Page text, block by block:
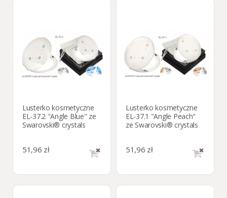
Lusterko kosmetyczne
EL-37.2 "Angle Blue" ze
Swarovski® crystals
51,96 zł
Lusterko kosmetyczne
EL-37.1 "Angle Peach"
ze Swarovski® crystals
51,96 zł